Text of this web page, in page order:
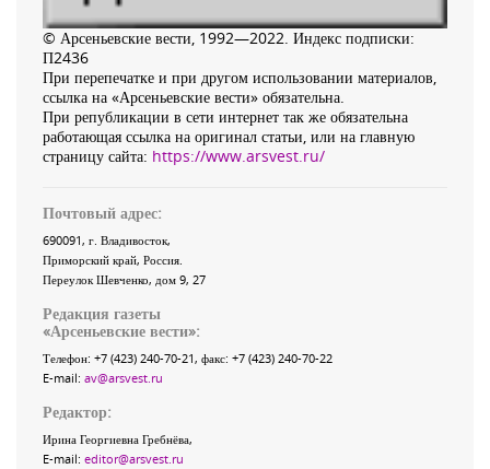
© Арсеньевские вести, 1992—2022. Индекс подписки:
П2436
При перепечатке и при другом использовании материалов,
ссылка на «Арсеньевские вести» обязательна.
При републикации в сети интернет так же обязательна
работающая ссылка на оригинал статьи, или на главную
страницу сайта: https://www.arsvest.ru/
Почтовый адрес:
690091, г. Владивосток,
Приморский край, Россия
Переулок Шевченко, дом 9, 27
Редакция газеты
«Арсеньевские вести»:
Телефон: +7 (423) 240-70-21, факс: +7 (423) 240-70-22
E-mail: av@arsvest.ru
Редактор:
Ирина Георгиевна Гребнёва,
E-mail: editor@arsvest.ru